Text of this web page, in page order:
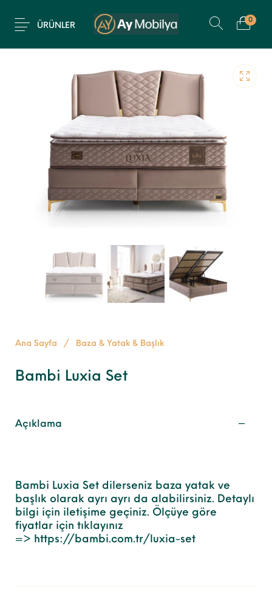
ÜRÜNLER
0
Ana Sayfa / Baza & Yatak & Başlık
Bambi Luxia Set
Açıklama
Bambi Luxia Set dilerseniz baza yatak ve
başlık olarak ayrı ayrı da alabilirsiniz. Detaylı
bilgi için iletişime geçiniz. Ölçüye göre
fiyatlar için tıklayınız
=> https://bambi.com.tr/luxia-set